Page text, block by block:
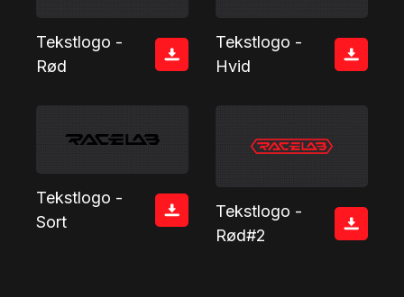
Tekstlogo -
Rød
Tekstlogo -
Hvid
Tekstlogo -
Sort
Tekstlogo -
Rød#2